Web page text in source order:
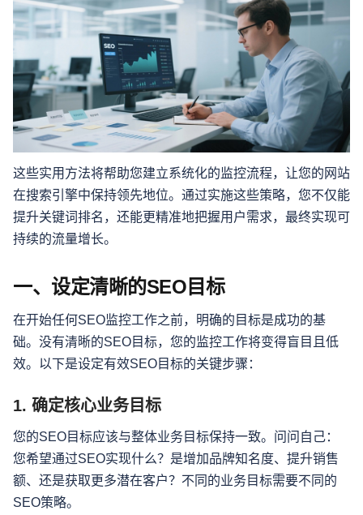
这些实用方法将帮助您建立系统化的监控流程，让您的网站
在搜索引擎中保持领先地位。通过实施这些策略，您不仅能
提升关键词排名，还能更精准地把握用户需求，最终实现可
持续的流量增长。
一、设定清晰的SEO目标
在开始任何SEO监控工作之前，明确的目标是成功的基
础。没有清晰的SEO目标，您的监控工作将变得盲目且低
效。以下是设定有效SEO目标的关键步骤：
1. 确定核心业务目标
您的SEO目标应该与整体业务目标保持一致。问问自己：
您希望通过SEO实现什么？是增加品牌知名度、提升销售
额、还是获取更多潜在客户？不同的业务目标需要不同的
SEO策略。